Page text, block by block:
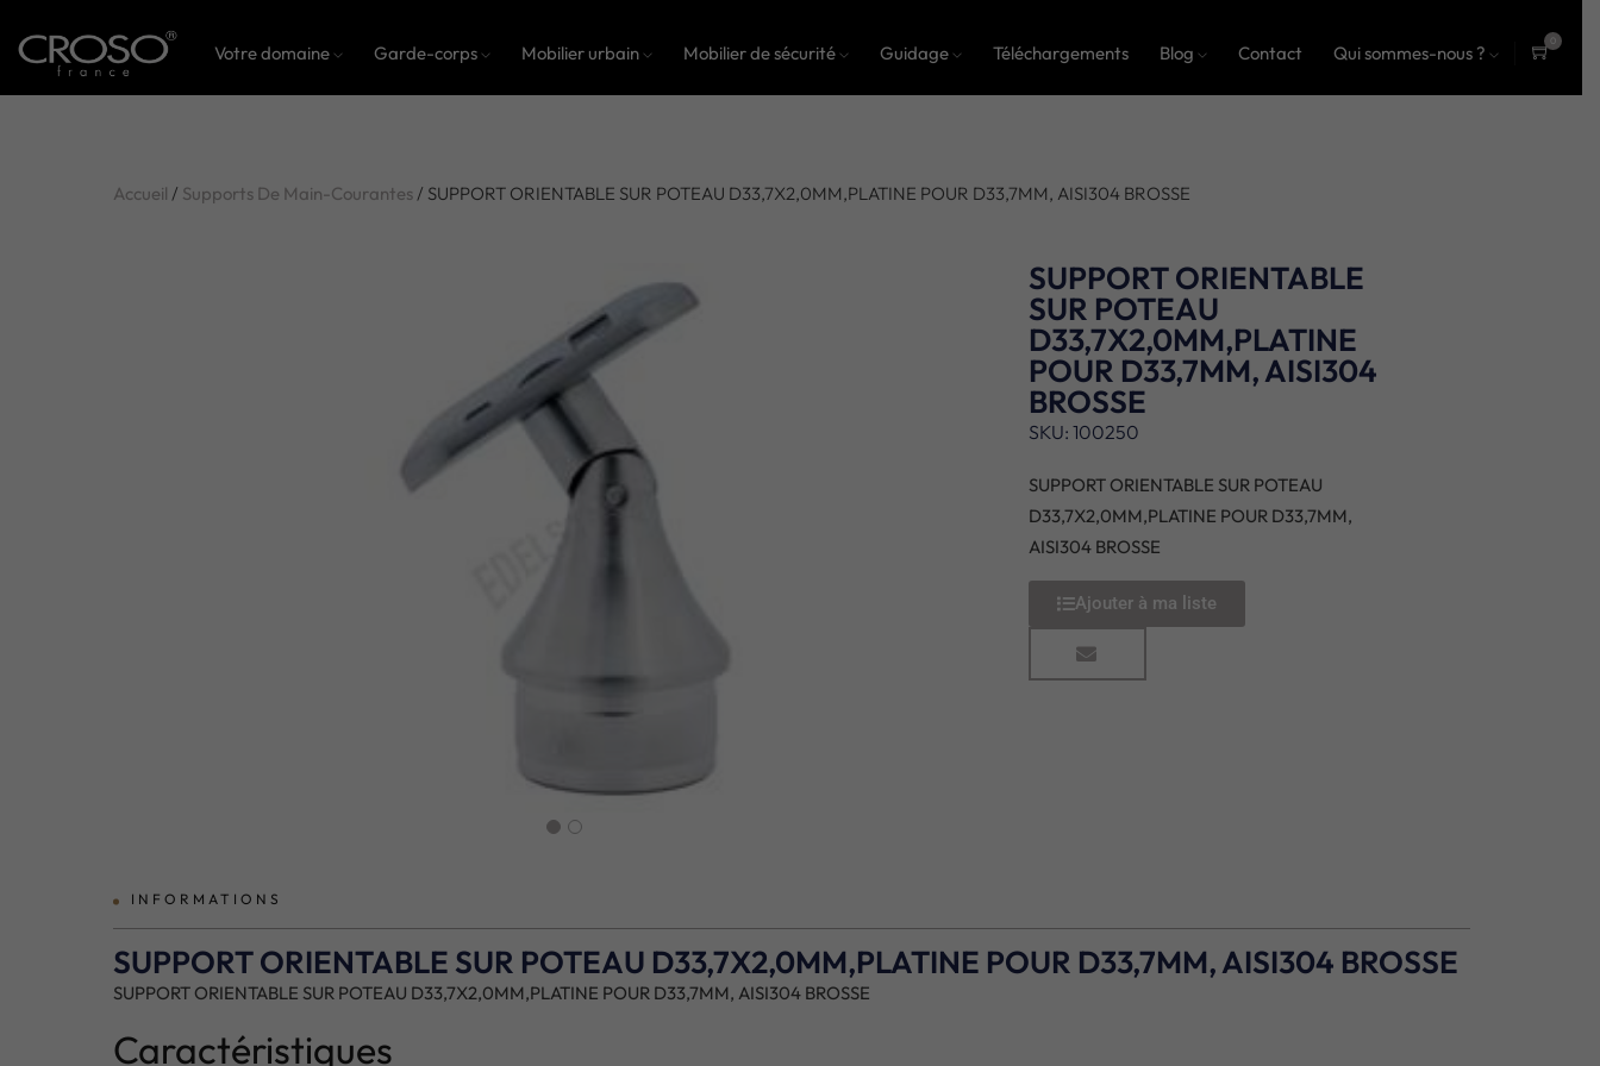
Votre domaine Garde-corps Mobilier urbain Mobilier de sécurité Guidage Téléchargements Blog Contact Qui sommes-nous ?
0
Accueil / Supports De Main-Courantes/ SUPPORT ORIENTABLE SUR POTEAU D33,7X2,0MM,PLATINE POUR D33,7MM, AISI304 BROSSE
SUPPORT ORIENTABLE
SUR POTEAU
D33,7X2,0MM,PLATINE
POUR D33,7MM, AISI304
BROSSE
SKU: 100250
SUPPORT ORIENTABLE SUR POTEAU
D33,7X2,0MM,PLATINE POUR D33,7MM,
AISI304 BROSSE
Ajouter à ma liste
INFORMATIONS
SUPPORT ORIENTABLE SUR POTEAU D33,7X2,0MM,PLATINE POUR D33,7MM, AISI304 BROSSE
SUPPORT ORIENTABLE SUR POTEAU D33,7X2,0MM,PLATINE POUR D33,7MM, AISI304 BROSSE
Caractéristiques